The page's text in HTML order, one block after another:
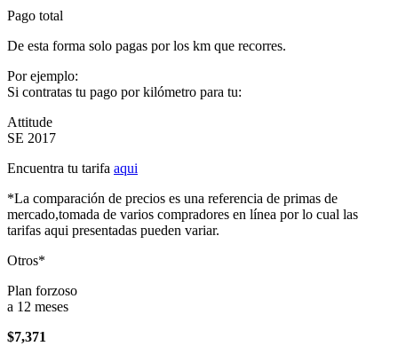
Pago total
De esta forma solo pagas por los km que recorres.
Por ejemplo:
Si contratas tu pago por kilómetro para tu:
Attitude
SE 2017
Encuentra tu tarifa aqui
*La comparación de precios es una referencia de primas de
mercado,tomada de varios compradores en línea por lo cual las
tarifas aqui presentadas pueden variar.
Otros*
Plan forzoso
a 12 meses
$7,371